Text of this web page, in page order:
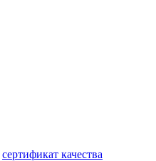
сертификат качества